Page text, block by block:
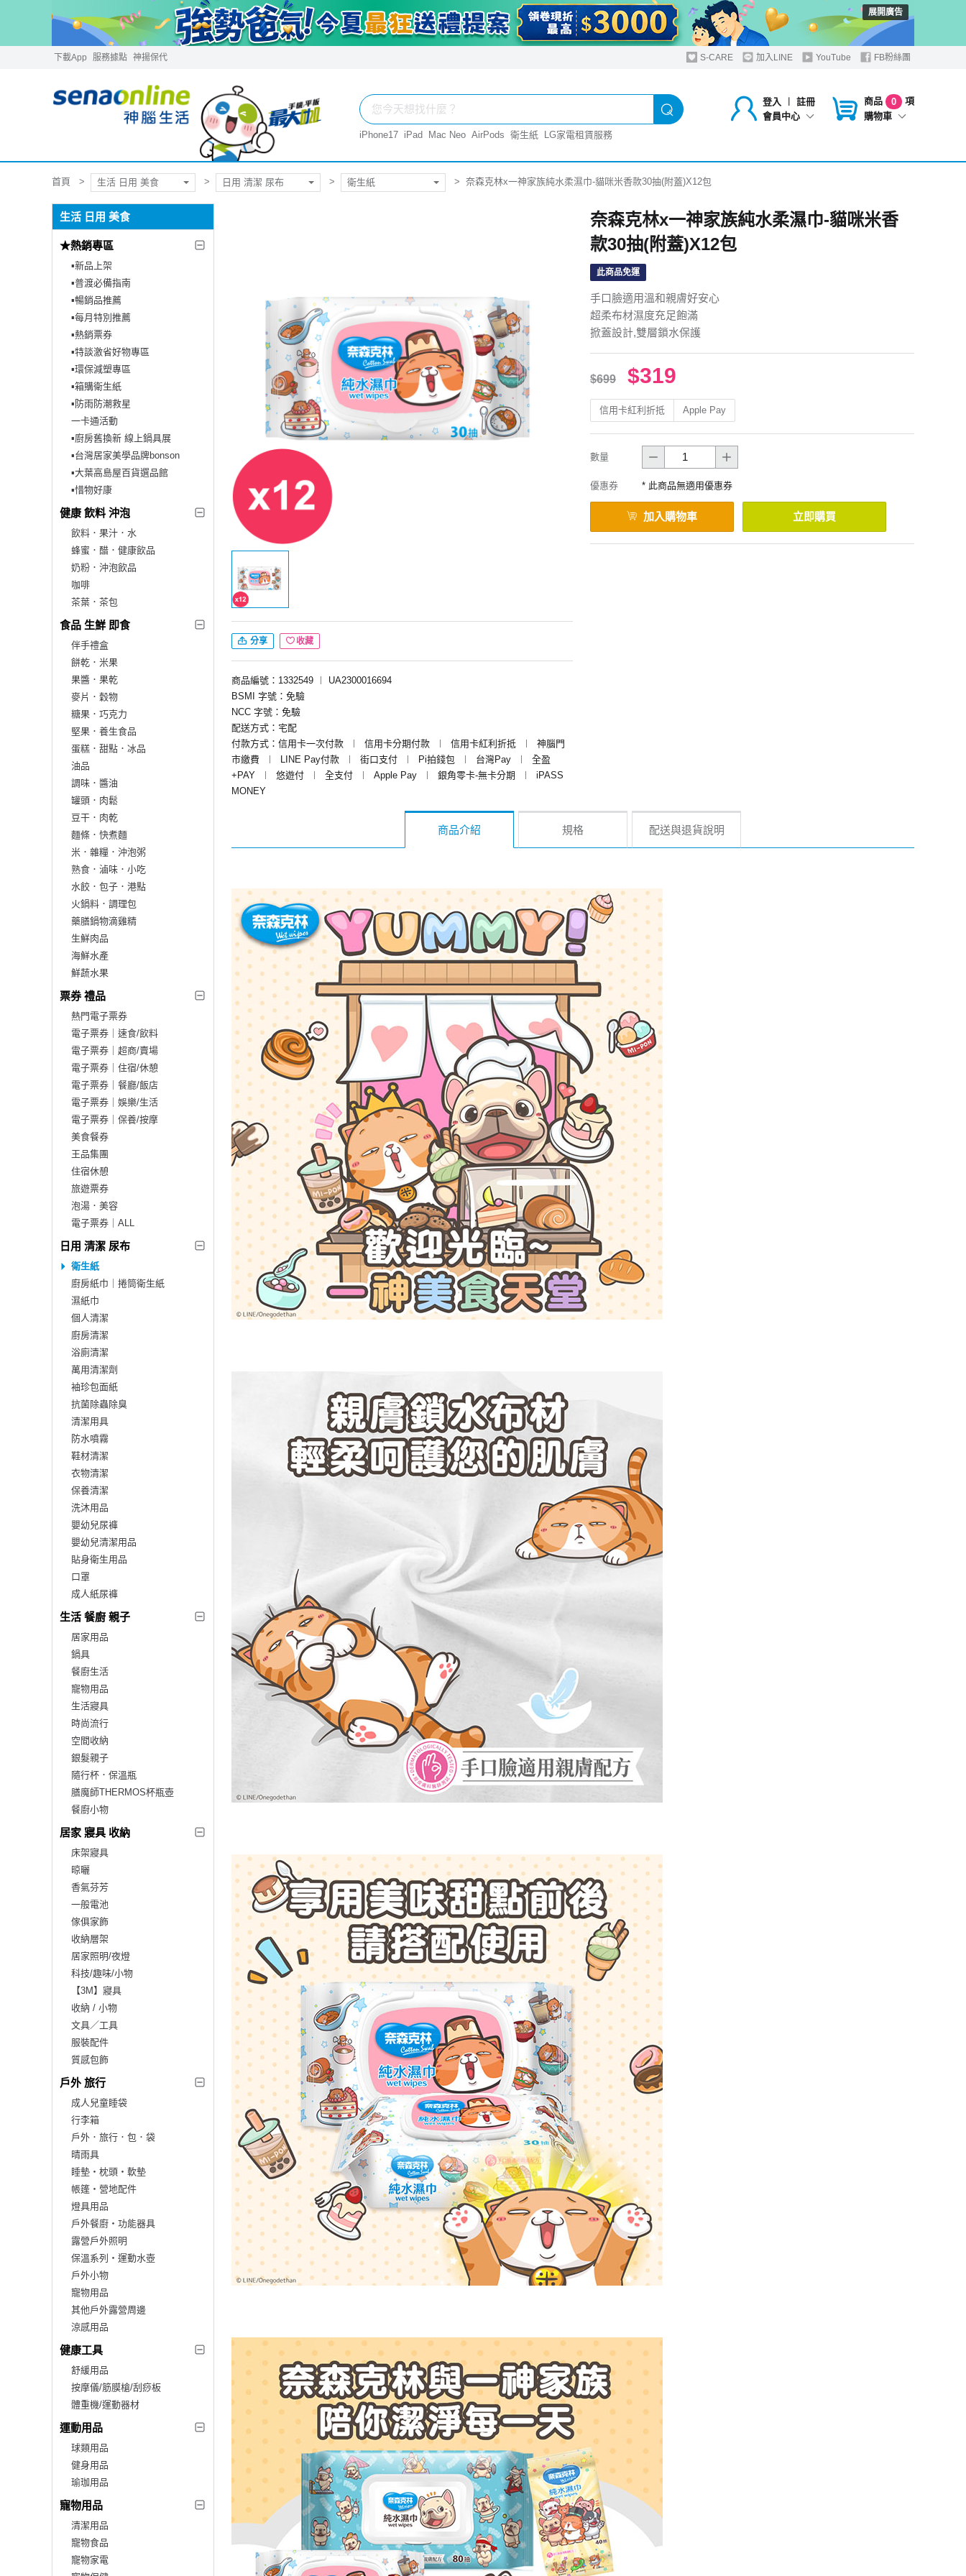
展開廣告
下載App 服務據點 神揚保代 S-CARE 加入LINE YouTube FB粉絲團
登入 ︱
註冊
會員中心
商品 0
項
購物車
iPhone17 iPad Mac Neo AirPods 衛生紙 LG家電租賃服務
首頁 生活 日用 美食 日用 清潔 尿布 衛生紙 奈森克林x一神家族純水柔濕巾-貓咪米香款30抽(附蓋)X12包
生活 日用 美食
★熱銷專區
▪︎新品上架
▪︎普渡必備指南
▪︎暢銷品推薦
▪︎每月特別推薦
▪︎熱銷票券
▪︎特談激省好物專區
▪︎環保減塑專區
▪︎箱購衛生紙
▪︎防雨防潮救星
一卡通活動
▪︎廚房舊換新 線上鍋具展
▪︎台灣居家美學品牌bonson
▪︎大葉高島屋百貨選品館
▪︎惜物好康
健康 飲料 沖泡
飲料．果汁．水
蜂蜜．醋．健康飲品
奶粉．沖泡飲品
咖啡
茶葉．茶包
食品 生鮮 即食
伴手禮盒
餅乾．米果
果醬．果乾
麥片．穀物
糖果．巧克力
堅果．養生食品
蛋糕．甜點．冰品
油品
調味．醬油
罐頭．肉鬆
豆干．肉乾
麵條．快煮麵
米．雜糧．沖泡粥
熟食．滷味．小吃
水餃．包子．港點
火鍋料．調理包
藥膳鍋物滴雞精
生鮮肉品
海鮮水產
鮮蔬水果
票券 禮品
熱門電子票券
電子票券｜速食/飲料
電子票券｜超商/賣場
電子票券｜住宿/休憩
電子票券｜餐廳/飯店
電子票券｜娛樂/生活
電子票券｜保養/按摩
美食餐券
王品集團
住宿休憩
旅遊票券
泡湯．美容
電子票券｜ALL
日用 清潔 尿布
衛生紙
廚房紙巾｜捲筒衛生紙
濕紙巾
個人清潔
廚房清潔
浴廁清潔
萬用清潔劑
袖珍包面紙
抗菌除蟲除臭
清潔用具
防水噴霧
鞋材清潔
衣物清潔
保養清潔
洗沐用品
嬰幼兒尿褲
嬰幼兒清潔用品
貼身衛生用品
口罩
成人紙尿褲
生活 餐廚 親子
居家用品
鍋具
餐廚生活
寵物用品
生活寢具
時尚流行
空間收納
銀髮親子
隨行杯．保溫瓶
膳魔師THERMOS杯瓶壺
餐廚小物
居家 寢具 收納
床架寢具
晾曬
香氣芬芳
一般電池
傢俱家飾
收納層架
居家照明/夜燈
科技/趣味/小物
【3M】寢具
收納 / 小物
文具／工具
服裝配件
質感包飾
戶外 旅行
成人兒童睡袋
行李箱
戶外．旅行．包．袋
晴雨具
睡墊‧枕頭‧軟墊
帳篷‧營地配件
燈具用品
戶外餐廚‧功能器具
露營戶外照明
保溫系列‧運動水壺
戶外小物
寵物用品
其他戶外露營周邊
涼感用品
健康工具
舒緩用品
按摩儀/筋膜槍/刮痧板
體重機/運動器材
運動用品
球類用品
健身用品
瑜珈用品
寵物用品
清潔用品
寵物食品
寵物家電
分享 收藏
商品編號：1332549 ︱
UA2300016694
BSMI 字號：免驗
NCC 字號：免驗
配送方式：宅配
付款方式：信用卡一次付款
︱ 信用卡分期付款 ︱ 信用卡紅利折抵 ︱
神腦門
市繳費
︱ LINE Pay付款 ︱ 街口支付 ︱ Pi拍錢包 ︱ 台灣Pay ︱
全盈
+PAY
︱ 悠遊付 ︱ 全支付 ︱ Apple Pay ︱ 銀角零卡-無卡分期 ︱
iPASS
MONEY
奈森克林x一神家族純水柔濕巾-貓咪米香
款30抽(附蓋)X12包
此商品免運
手口臉適用溫和親膚好安心
超柔布材濕度充足飽滿
掀蓋設計,雙層鎖水保護
$699 $319
信用卡紅利折抵 Apple Pay
數量
優惠券 * 此商品無適用優惠券
加入購物車 立即購買
商品介紹 規格 配送與退貨說明